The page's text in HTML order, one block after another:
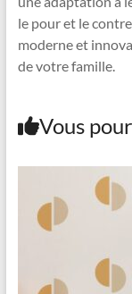
le pour et le
moderne et
de votre famille.
Vous